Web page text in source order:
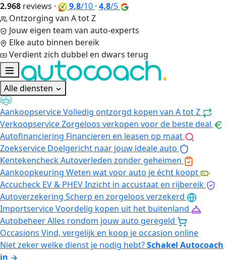
2.968 reviews · 9,8/10 · 4,8/5
Ontzorging van A tot Z
Jouw eigen team van auto-experts
Elke auto binnen bereik
Verdient zich dubbel en dwars terug
Alle diensten
AankoopserviceVolledig ontzorgd kopen van A tot Z
VerkoopserviceZorgeloos verkopen voor de beste deal
Autofinanciering Financieren en leasen op maat
Zoekservice Doelgericht naar jouw ideale auto
KentekencheckAutoverleden zonder geheimen
Aankoopkeuring Weten wat voor auto je écht koopt
Accucheck EV & PHEVInzicht in accustaat en rijbereik
Autoverzekering Scherp en zorgeloos verzekerd
ImportserviceVoordelig kopen uit het buitenland
AutobeheerAlles rondom jouw auto geregeld
Occasions Vind, vergelijk en koop je occasion online
Niet zeker welke dienst je nodig hebt?Schakel Autocoach
in